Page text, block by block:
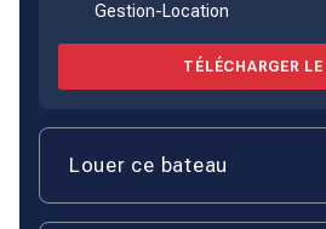
Gestion-Location
TÉLÉCHARGER
Louer ce bateau